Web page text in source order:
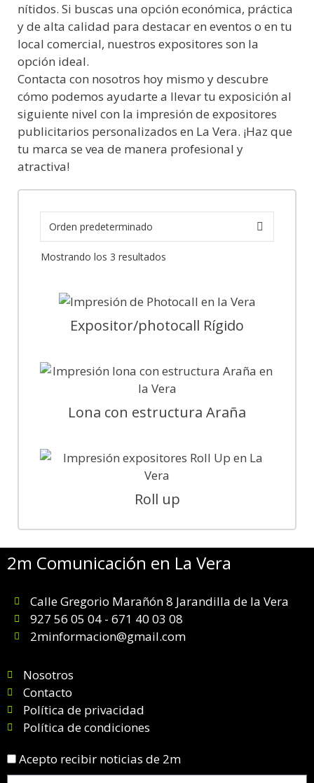
nítidos. Si buscas una opción económica, práctica
y de alta calidad para destacar en eventos o en tu
local comercial, nuestros expositores son la
opción ideal.
Contacta con nosotros hoy mismo y descubre
cómo podemos ayudarte a llevar tu exposición al
siguiente nivel con la impresión de expositores
publicitarios personalizados en La Vera. ¡Haz que
tu marca se vea de manera profesional y
atractiva!
Mostrando los 3 resultados
Expositor/photocall Rígido
Lona con estructura Araña
Roll up
2m Comunicación en La Vera
Calle Gregorio Marañón 8 Jarandilla de la Vera
927 56 05 04 - 671 40 03 08
2minformacion@gmail.com
Nosotros
Contacto
Política de privacidad
Política de condiciones
Acepto recibir noticias de 2m